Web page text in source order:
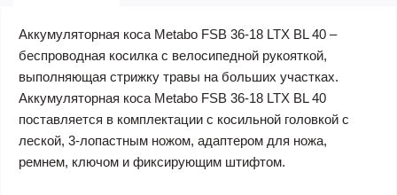
Аккумуляторная коса Metabo FSB 36-18 LTX BL 40 –
беспроводная косилка с велосипедной рукояткой,
выполняющая стрижку травы на больших участках.
Аккумуляторная коса Metabo FSB 36-18 LTX BL 40
поставляется в комплектации с косильной головкой с
леской, 3-лопастным ножом, адаптером для ножа,
ремнем, ключом и фиксирующим штифтом.